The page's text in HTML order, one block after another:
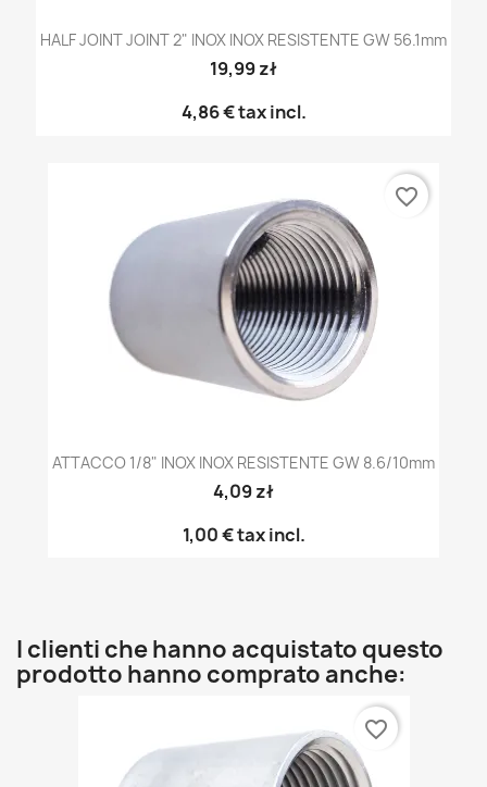
HALF JOINT JOINT 2" INOX INOX RESISTENTE GW 56.1mm
19,99 zł
4,86 €tax incl.
ATTACCO 1/8" INOX INOX RESISTENTE GW 8.6/10mm
4,09 zł
1,00 €tax incl.
favorite_border
I clienti che hanno acquistato questo
prodotto hanno comprato anche:
favorite_border